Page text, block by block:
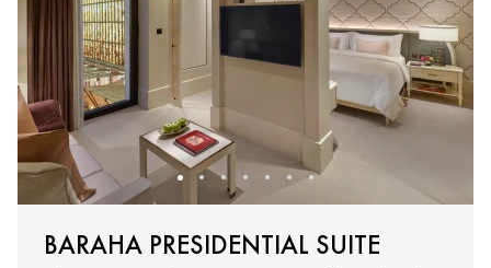
BARAHA PRESIDENTIAL SUITE